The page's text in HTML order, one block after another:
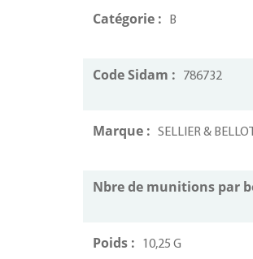
Catégorie : B
Code Sidam : 786732
Marque : SELLIER & BELLOT
Nbre de munitions par
Poids : 10,25 G